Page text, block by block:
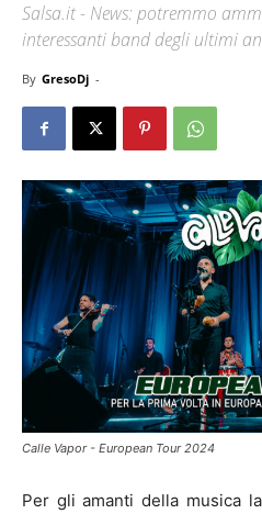
Salsa.it - News: potremmo
interessanti band degli ultimi
By GresoDj -
Calle Vapor - European Tour 2024
Per gli amanti della musica